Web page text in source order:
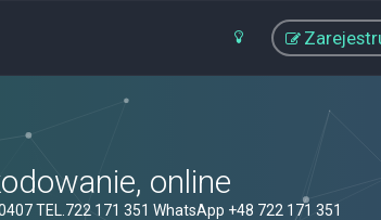
online
TEL.722 171 351 WhatsApp +48 722 171 351